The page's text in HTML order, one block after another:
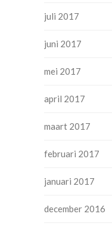
juli 2017
juni 2017
mei 2017
april 2017
maart 2017
februari 2017
januari 2017
december 2016